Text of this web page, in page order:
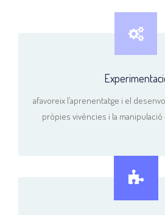
afavoreix l’aprenentatge i el
pròpies vivències i la